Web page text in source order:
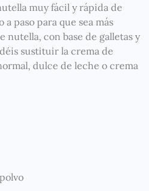
muy fácil y rápida de
a paso para que sea más
nutella, con base de galletas y
sustituir la crema de
dulce de leche o crema